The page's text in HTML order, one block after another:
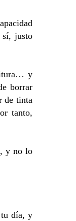
sí, justo
y
borrar
de tinta
tanto,
y no lo
tu día, y